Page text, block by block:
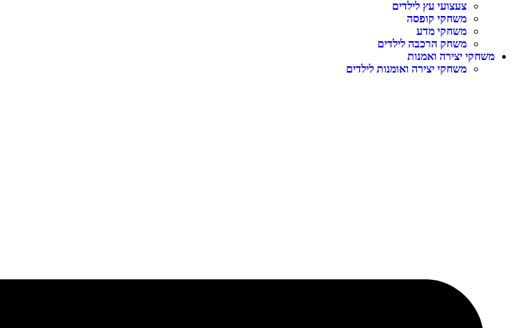
צעצועי עץ לילדים
משחקי קופסה
משחקי מדע
משחק הרכבה לילדים
משחקי יצירה ואמנות
משחקי יצירה ואומנות לילדים